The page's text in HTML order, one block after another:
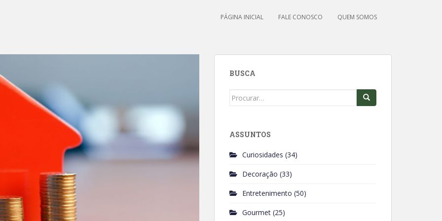
PÁGINA INICIAL FALE CONOSCO QUEM SOMOS
BUSCA
Search
ASSUNTOS
Curiosidades (34)
Decoração (33)
Entretenimento (50)
Gourmet (25)